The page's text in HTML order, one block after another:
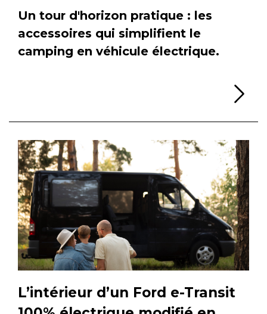
Un tour d'horizon pratique : les
accessoires qui simplifient le
camping en véhicule électrique.
L’intérieur d’un Ford e-Transit